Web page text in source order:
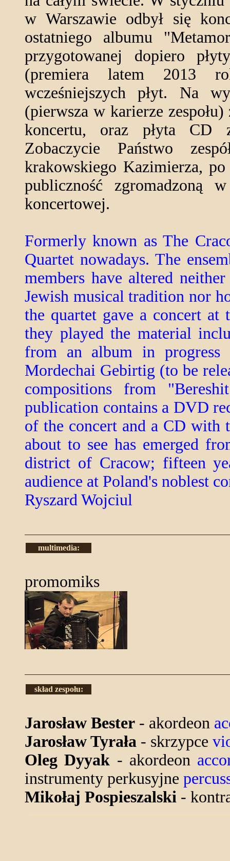
w Warszawie odbył się
ostatniego albumu
przygotowanej dopiero
(premiera latem 2013
wcześniejszych płyt. Na
(pierwsza w karierze
koncertu, oraz płyta CD
Zobaczycie Państwo
krakowskiego Kazimierza, po
publiczność zgromadzoną
koncertowej.
Formerly known as The
Quartet nowadays. The
members have altered
Jewish musical tradition nor
the quartet gave a concert at
they played the material
from an album in
Mordechai Gebirtig (to be
compositions from
publication contains a DVD
of the concert and a CD with
about to see has emerged
district of Cracow; fifteen
audience at Poland's noblest
Ryszard Wojciul
multimedia:
promomiks
skład zespołu:
Jarosław Bester - akordeon
Jarosław Tyrała - skrzypce
Oleg Dyyak - akordeon
instrumenty perkusyjne
Mikołaj Pospieszalski -